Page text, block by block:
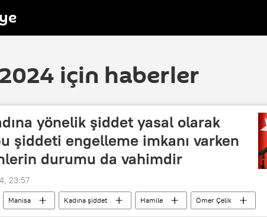
için haberler
yönelik şiddet yasal olarak
şiddeti engelleme imkanı varken
durumu da vahimdir
23:57
Manisa Kadına şiddet Hamile Ömer Çelik